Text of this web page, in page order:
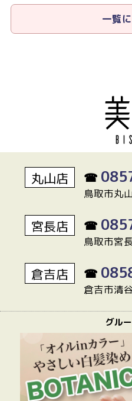
一覧
丸山店 ☎
鳥取市丸
宮長店 ☎
鳥取市宮
倉吉店 ☎
倉吉市清
グル